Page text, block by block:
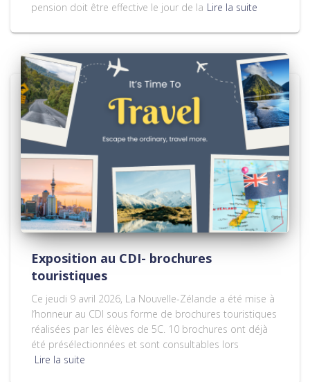
pension doit être effective le jour de la Lire la suite
Exposition au CDI- brochures
touristiques
Ce jeudi 9 avril 2026, La Nouvelle-Zélande a été mise à
l’honneur au CDI sous forme de brochures touristiques
réalisées par les élèves de 5C. 10 brochures ont déjà
été présélectionnées et sont consultables lors
Lire la suite